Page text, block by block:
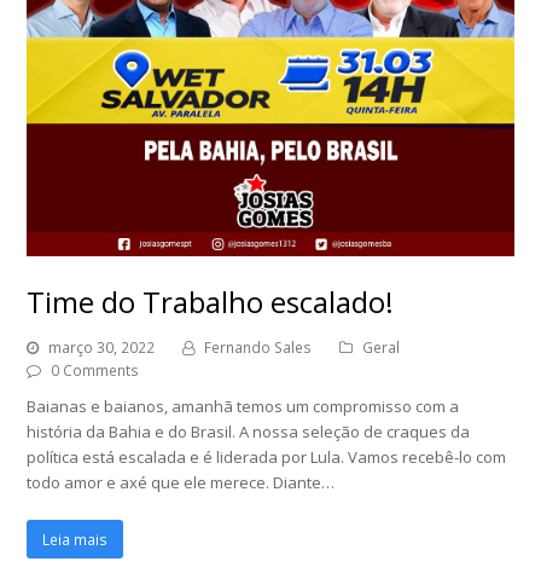
Time do Trabalho escalado!
março 30, 2022 Fernando Sales
Geral
0 Comments
Baianas e baianos, amanhã temos um compromisso com a
história da Bahia e do Brasil. A nossa seleção de craques da
política está escalada e é liderada por Lula. Vamos recebê-lo com
todo amor e axé que ele merece. Diante…
Leia mais